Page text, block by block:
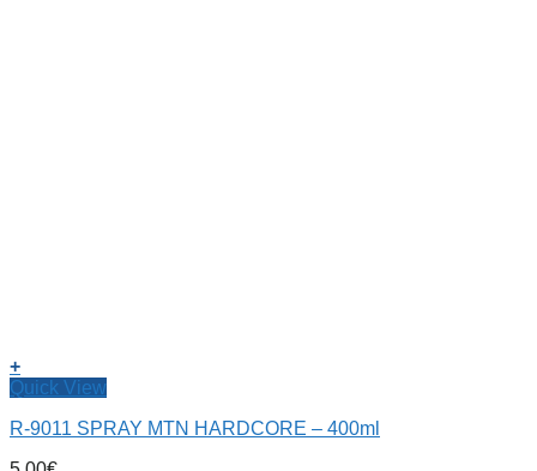
+
Quick View
R-9011 SPRAY MTN HARDCORE – 400ml